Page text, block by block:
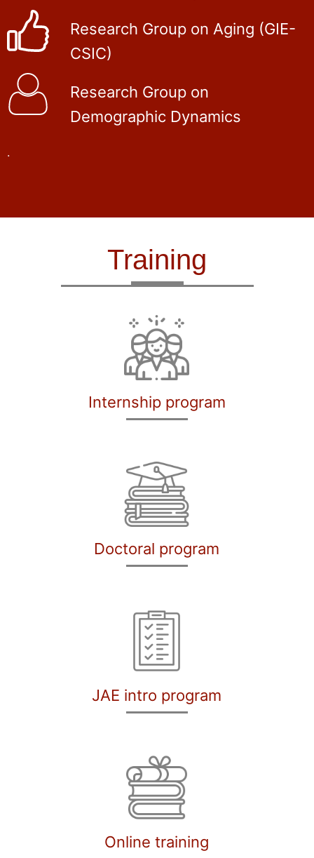
Research Group on Aging (GIE-
CSIC)
Research Group on
Demographic Dynamics
.
Training
Internship program
Doctoral program
JAE intro program
Online training